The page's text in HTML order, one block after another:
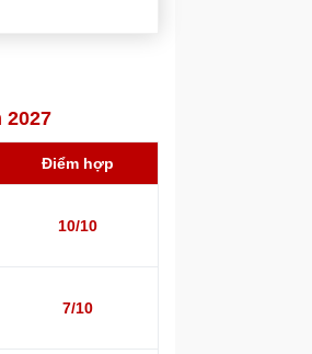
2027
Điểm hợp
10/10
7/10